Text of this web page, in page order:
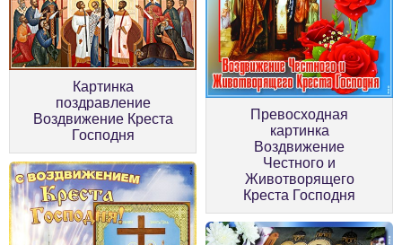
Картинка
поздравление
Воздвижение Креста
Господня
Превосходная
картинка
Воздвижение
Честного и
Животворящего
Креста Господня